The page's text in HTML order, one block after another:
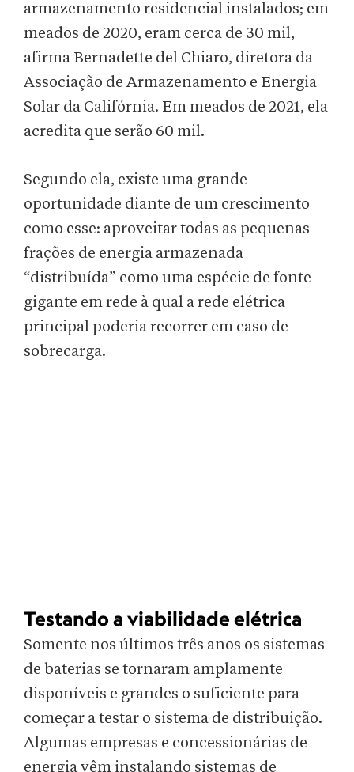
armazenamento residencial instalados; em
meados de 2020, eram cerca de 30 mil,
afirma Bernadette del Chiaro, diretora da
Associação de Armazenamento e Energia
Solar da Califórnia. Em meados de 2021, ela
acredita que serão 60 mil.
Segundo ela, existe uma grande
oportunidade diante de um crescimento
como esse: aproveitar todas as pequenas
frações de energia armazenada
“distribuída” como uma espécie de fonte
gigante em rede à qual a rede elétrica
principal poderia recorrer em caso de
sobrecarga.
Testando a viabilidade elétrica
Somente nos últimos três anos os sistemas
de baterias se tornaram amplamente
disponíveis e grandes o suficiente para
começar a testar o sistema de distribuição.
Algumas empresas e concessionárias de
energia vêm instalando sistemas de